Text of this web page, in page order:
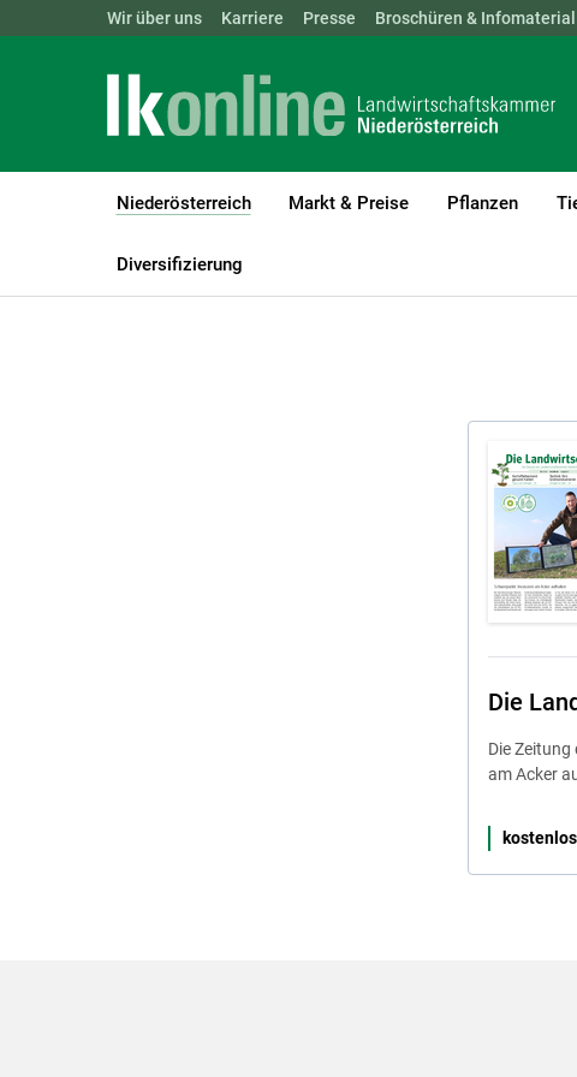
Landwirtschaftskammern: ÖSTERREICH BGLD KTN NÖ
Wir über uns Karriere Presse Broschüren & Infomaterial
Niederösterreich
(current)1
Markt & Preise Pflanzen
Diversifizierung
LK Niederösterreich
Die
Die
am Acker
kostenlos